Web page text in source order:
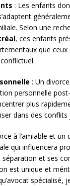
: Les enfants
Selon une
, ces enfants
que ceux
: Un
personnelle
plus
dans des conflits
à l’amiable et
qui influencera
et ses
est unique et
spécialisé,